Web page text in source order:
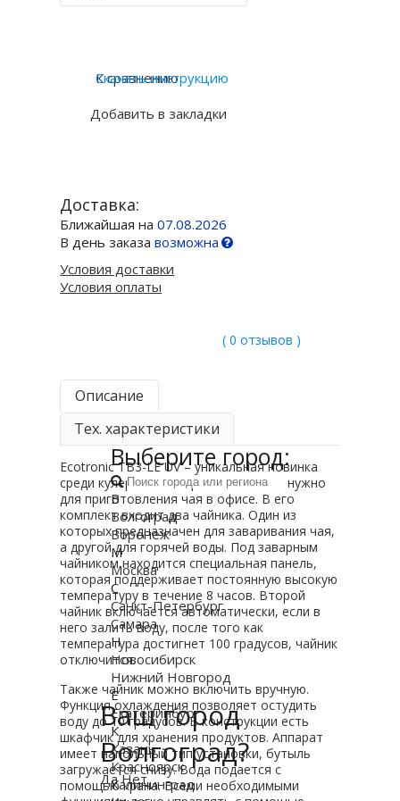
К сравнению
Добавить в закладки
Скачать инструкцию
Доставка:
Ближайшая на07.08.2026
В день заказавозможна
Условия доставки
Условия оплаты
( 0 отзывов )
Описание
Тех. характеристики
Ecotronic TB3-LE UV – уникальная новинка
среди кулеров. Тиабар – это все что нужно
для приготовления чая в офисе. В его
комплект входит два чайника. Один из
которых предназначен для заваривания чая,
а другой для горячей воды. Под заварным
чайником находится специальная панель,
которая поддерживает постоянную высокую
температуру в течение 8 часов. Второй
чайник включается автоматически, если в
него залить воду, после того как
температура достигнет 100 градусов, чайник
отключится.
Также чайник можно включить вручную.
Функция охлаждения позволяет остудить
воду до 10 градусов. В конструкции есть
шкафчик для хранения продуктов. Аппарат
имеет напольный тип установки, бутыль
загружается снизу. Вода подается с
помощью крана. Всеми необходимыми
Ваш город
Волгоград?
Да Нет
Выберите город:
В
Волгоград
Воронеж
М
Москва
С
Санкт-Петербург
Самара
Н
Новосибирск
Нижний Новгород
Е
Екатеринбург
К
Казань
Красноярск
Калининград